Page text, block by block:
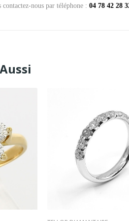
nous par téléphone : 04 78 42 28